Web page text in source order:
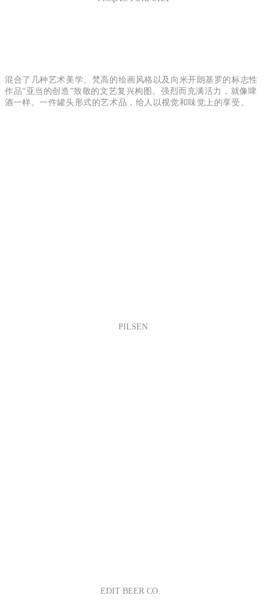
混合了几种艺术美学、梵高的绘画风格以及向米开朗基罗的标志性
作品“亚当的创造”致敬的文艺复兴构图。强烈而充满活力，就像啤
酒一样。一件罐头形式的艺术品，给人以视觉和味觉上的享受。
PILSEN
EDIT BEER CO.